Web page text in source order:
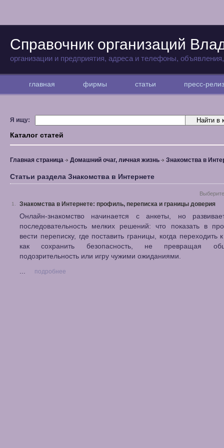
Справочник организаций
организации и предприятия, адреса и телефоны,
главная фирмы статьи пресс-
Я ищу:
Каталог статей
Главная страница Домашний очаг, личная жизнь Знакомства в
Статьи раздела Знакомства в Интернете
1. Знакомства в Интернете: профиль, переписка и границы доверия
Онлайн-знакомство начинается с анкеты, но
последовательность мелких решений: что показать в
вести переписку, где поставить границы, когда переходить
как сохранить безопасность, не превращая
подозрительность или игру чужими ожиданиями.
...
подробнее